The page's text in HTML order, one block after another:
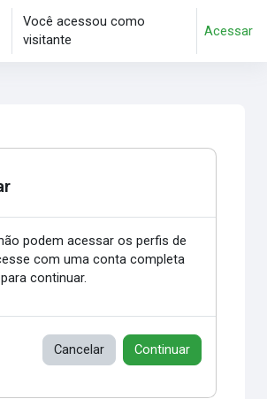
de pesquisa
Você acessou como
visitante
Acessar
podem acessar os perfis de
com uma conta completa
continuar.
Cancelar Continuar